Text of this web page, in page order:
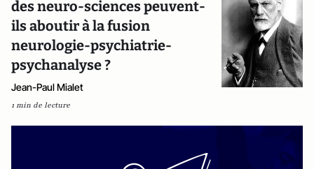
des neuro-sciences peuvent-
ils aboutir à la fusion
neurologie-psychiatrie-
psychanalyse ?
Jean-Paul Mialet
1 min de lecture